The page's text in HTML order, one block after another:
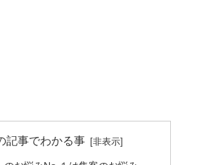
記事でわかる事